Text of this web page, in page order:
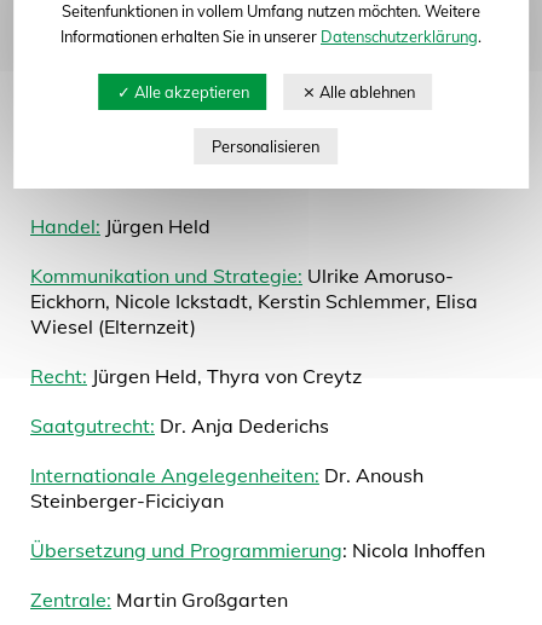
Fruchtartenübergreifende Abteilungen
Pflanzenbiotechnologie:Bettina Sánchez Bergmann,
Handel: Jürgen Held
Kommunikation und Strategie: Ulrike Amoruso-
Eickhorn, Nicole Ickstadt, Kerstin Schlemmer, Elisa
Wiesel (Elternzeit)
Recht: Jürgen Held, Thyra von Creytz
Saatgutrecht: Dr. Anja Dederichs
Internationale Angelegenheiten: Dr. Anoush
Steinberger-Ficiciyan
Übersetzung und Programmierung: Nicola Inhoffen
Zentrale: Martin Großgarten zum Seitenanfang
Seitenfunktionen in vollem Umfang nutzen möchten. Weitere
Informationen erhalten Sie in unserer Datenschutzerklärung.